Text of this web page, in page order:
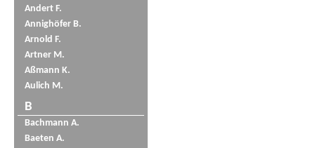
Andert F.
Annighöfer B.
Arnold F.
Artner M.
Aßmann K.
Aulich M.
B
Bachmann A.
Baeten A.